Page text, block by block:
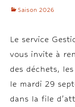
Saison 2026
Le service
vous invite à
des déchets,
le mardi 29
dans la file